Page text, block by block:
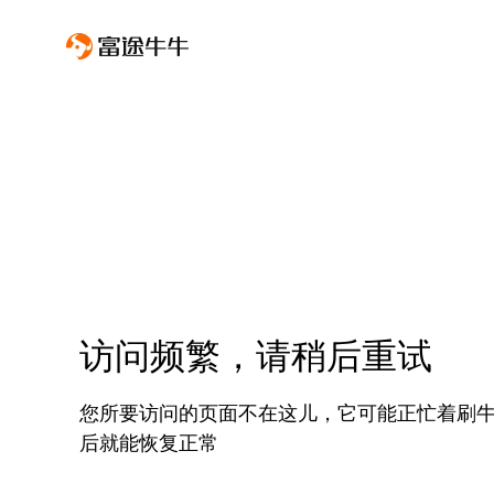
访问频繁，请稍后重试
您所要访问的页面不在这儿，它可能正忙着刷
后就能恢复正常